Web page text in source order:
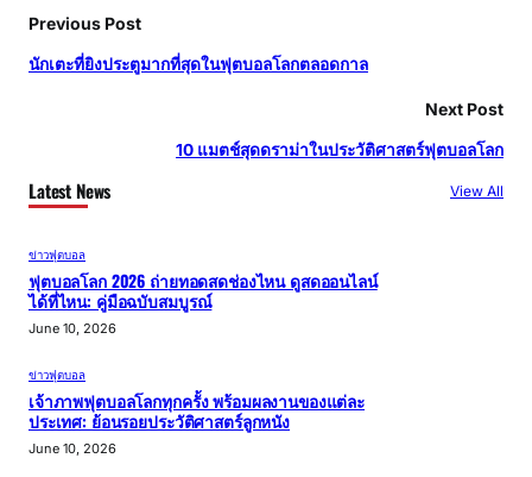
Previous Post
นักเตะที่ยิงประตูมากที่สุดในฟุตบอลโลกตลอดกาล
Next Post
10 แมตช์สุดดราม่าในประวัติศาสตร์ฟุตบอลโลก
Latest News View All
ข่าวฟุตบอล
ฟุตบอลโลก 2026 ถ่ายทอดสดช่องไหน ดูสดออนไลน์
ได้ที่ไหน: คู่มือฉบับสมบูรณ์
June 10, 2026
ข่าวฟุตบอล
เจ้าภาพฟุตบอลโลกทุกครั้ง พร้อมผลงานของแต่ละ
ประเทศ: ย้อนรอยประวัติศาสตร์ลูกหนัง
June 10, 2026